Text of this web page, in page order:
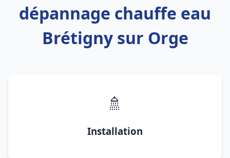
dépannage chauffe eau
Brétigny sur Orge
🚿
Installation